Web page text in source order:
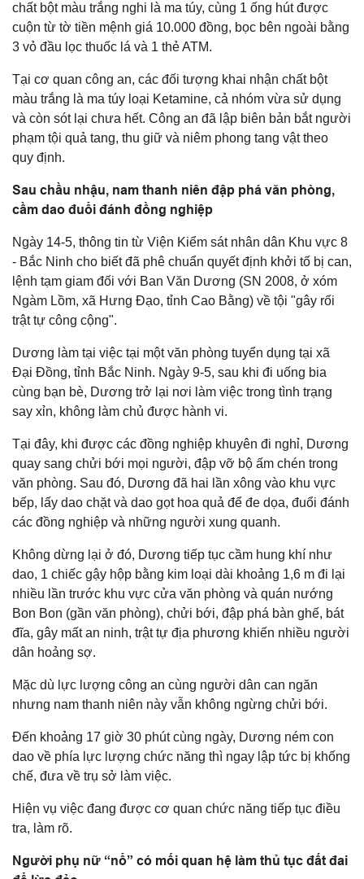
chất bột màu trắng nghi là ma túy, cùng 1 ống hút được
cuộn từ tờ tiền mệnh giá 10.000 đồng, bọc bên ngoài bằng
3 vỏ đầu lọc thuốc lá và 1 thẻ ATM.
Tại cơ quan công an, các đối tượng khai nhận chất bột
màu trắng là ma túy loại Ketamine, cả nhóm vừa sử dụng
và còn sót lại chưa hết. Công an đã lập biên bản bắt người
phạm tội quả tang, thu giữ và niêm phong tang vật theo
quy định.
Sau chầu nhậu, nam thanh niên đập phá văn phòng,
cầm dao đuổi đánh đồng nghiệp
Ngày 14-5, thông tin từ Viện Kiểm sát nhân dân Khu vực 8
- Bắc Ninh cho biết đã phê chuẩn quyết định khởi tố bị can,
lệnh tạm giam đối với Ban Văn Dương (SN 2008, ở xóm
Ngàm Lồm, xã Hưng Đạo, tỉnh Cao Bằng) về tội "gây rối
trật tự công cộng".
Dương làm tại việc tại một văn phòng tuyển dụng tại xã
Đại Đồng, tỉnh Bắc Ninh. Ngày 9-5, sau khi đi uống bia
cùng bạn bè, Dương trở lại nơi làm việc trong tình trạng
say xỉn, không làm chủ được hành vi.
Tại đây, khi được các đồng nghiệp khuyên đi nghỉ, Dương
quay sang chửi bới mọi người, đập vỡ bộ ấm chén trong
văn phòng. Sau đó, Dương đã hai lần xông vào khu vực
bếp, lấy dao chặt và dao gọt hoa quả để đe dọa, đuổi đánh
các đồng nghiệp và những người xung quanh.
Không dừng lại ở đó, Dương tiếp tục cầm hung khí như
dao, 1 chiếc gậy hộp bằng kim loại dài khoảng 1,6 m đi lại
nhiều lần trước khu vực cửa văn phòng và quán nướng
Bon Bon (gần văn phòng), chửi bới, đập phá bàn ghế, bát
đĩa, gây mất an ninh, trật tự địa phương khiến nhiều người
dân hoảng sợ.
Mặc dù lực lượng công an cùng người dân can ngăn
nhưng nam thanh niên này vẫn không ngừng chửi bới.
Đến khoảng 17 giờ 30 phút cùng ngày, Dương ném con
dao về phía lực lượng chức năng thì ngay lập tức bị khống
chế, đưa về trụ sở làm việc.
Hiện vụ việc đang được cơ quan chức năng tiếp tục điều
tra, làm rõ.
Người phụ nữ “nổ” có mối quan hệ làm thủ tục đất đai